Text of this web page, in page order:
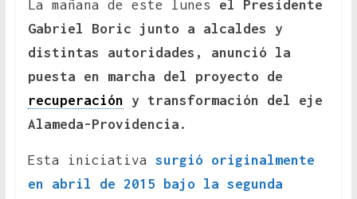
La mañana de este lunes el Presidente
Gabriel Boric junto a alcaldes y
distintas autoridades, anunció la
puesta en marcha del proyecto de
recuperación y transformación del eje
Alameda-Providencia.
Esta iniciativa surgió originalmente
en abril de 2015 bajo la segunda